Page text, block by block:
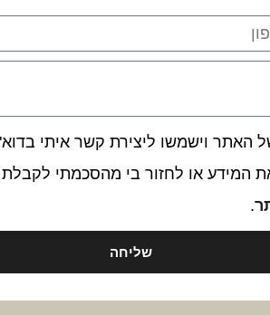
וישמשו ליצירת קשר איתי
המידע או לחזור בי מהסכמתי
.
שליחה